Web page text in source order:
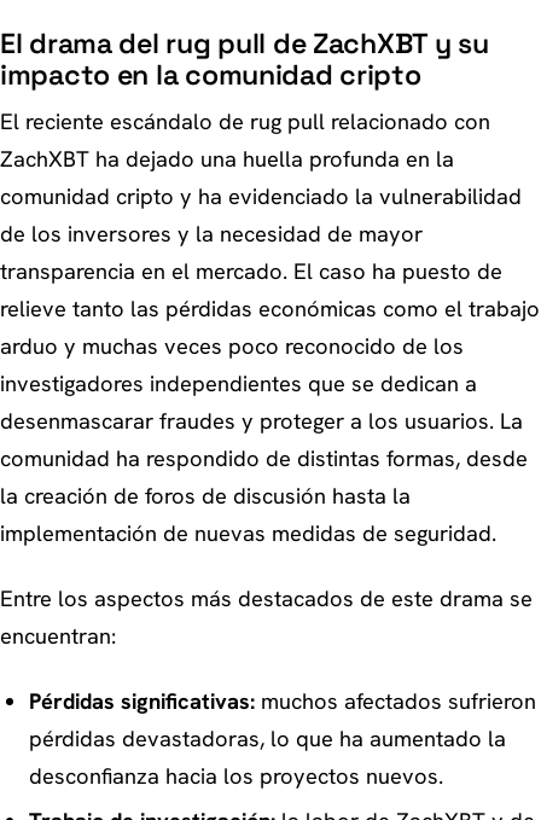
El drama del rug pull de ZachXBT y su
impacto en la comunidad cripto
El reciente escándalo de rug pull relacionado con
ZachXBT ha dejado una huella profunda en la
comunidad cripto y ha evidenciado la vulnerabilidad
de los inversores y la necesidad de mayor
transparencia en el mercado. El caso ha puesto de
relieve tanto las pérdidas económicas como el trabajo
arduo y muchas veces poco reconocido de los
investigadores independientes que se dedican a
desenmascarar fraudes y proteger a los usuarios. La
comunidad ha respondido de distintas formas, desde
la creación de foros de discusión hasta la
implementación de nuevas medidas de seguridad.
Entre los aspectos más destacados de este drama se
encuentran:
Pérdidas significativas:muchos afectados sufrieron
pérdidas devastadoras, lo que ha aumentado la
desconfianza hacia los proyectos nuevos.